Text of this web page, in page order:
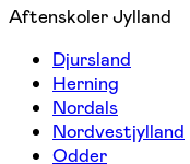
Aftenskoler Jylland
Djursland
Herning
Nordals
Nordvestjylland
Odder